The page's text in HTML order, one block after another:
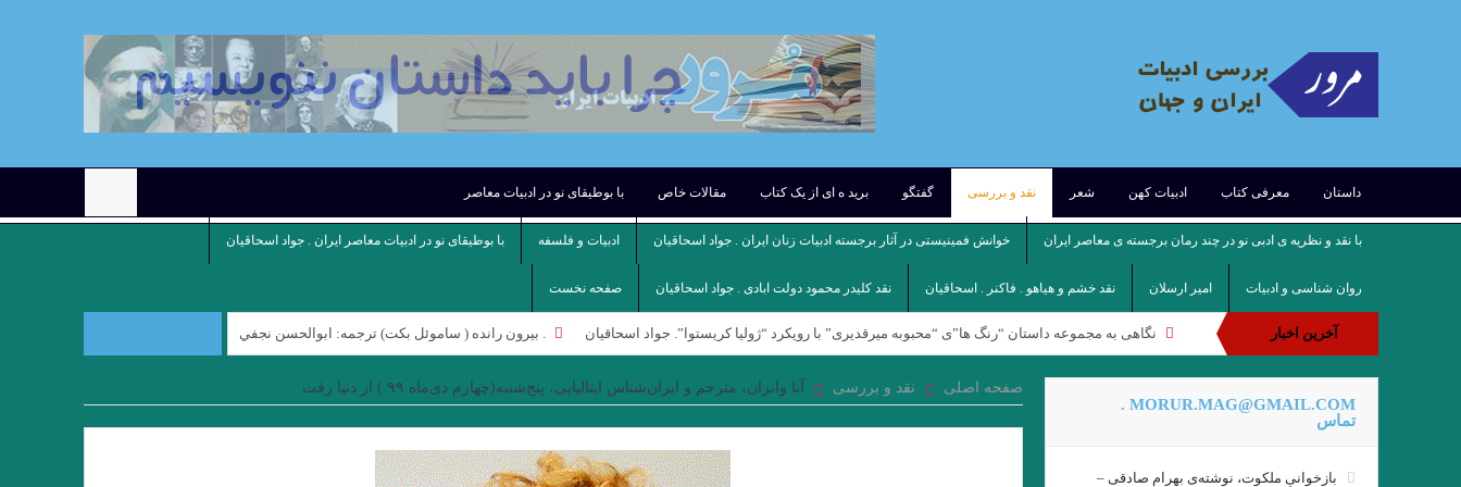
داستان معرفی کتاب ادبیات کهن شعر نقد و بررسی گفتگو برید ه ای از یک کتاب مقالات خاص با بوطیقای نو در ادبیات معاصر
با نقد و نظریه ی ادبی نو در چند رمان برجسته ی معاصر ایران خوانش فمینیستی در آثار برجسته ادبیات زنان ایران . جواد اسحاقیان ادبیات و فلسفه با بوطیقای نو در ادبیات معاصر ایران . جواد اسحاقیان
روان شناسی و ادبیات امیر ارسلان نقد خشم و هیاهو . فاکنر . اسحاقیان نقد کلیدر محمود دولت ابادی . جواد اسحاقیان صفحه نخست
آخرین اخبار . بيرون رانده ( ساموئل بكت) ترجمه: ابوالحسن نجفي نگاهی به مجموعه داستان “رنگ ها”ی “محبوبه میرقدیری” با رویکرد “ژولیا کریستوا”. جواد اسحاقیان
.نقدی از نعمت مرادی بر مجموعه داستان ماه نیمروز شهریار مندنی پور
بازی / بارتلمی . ترجمه علی معصومی شعری از شاپور احمدی بگو مرا نکشند . خوان رولفو
صفحه اصلی نقد و بررسی آنا وانزان، مترجم و ایران‌شناس ایتالیایی، پنج‌شنبه(چهارم دی‌ماه ۹۹ ) از دنیا رفت
MORUR.MAG@GMAIL.COM .
تماس
بازخوانیِ ملکوت، نوشته‌ی بهرام صادقی –